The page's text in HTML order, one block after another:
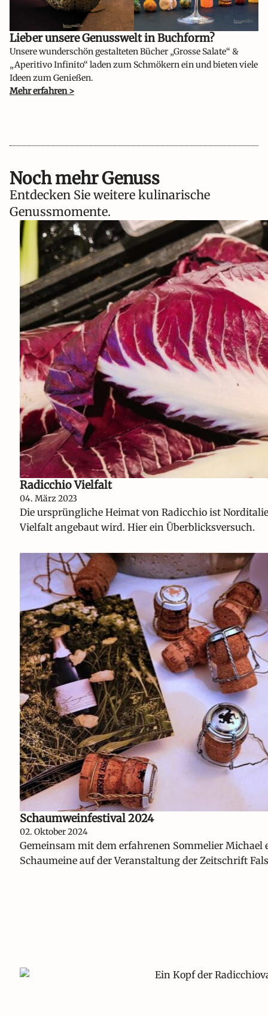
Lieber unsere Genusswelt in Buchform?​
Unsere wunderschön gestalteten Bücher „Grosse Salate“ &
„Aperitivo Infinito“ laden zum Schmökern ein und bieten viele
Ideen zum Genießen.
Mehr erfahren >
Noch mehr Genuss
Entdecken Sie weitere kulinarische
Genussmomente.
Radicchio Vielfalt
04. März 2023
Die ursprüngliche Heimat von Radicchio ist
Vielfalt angebaut wird. Hier ein Überblicksversuch.
Schaumweinfestival 2024
02. Oktober 2024
Gemeinsam mit dem erfahrenen Sommelier Michael
Schaumeine auf der Veranstaltung der Zeitschrift